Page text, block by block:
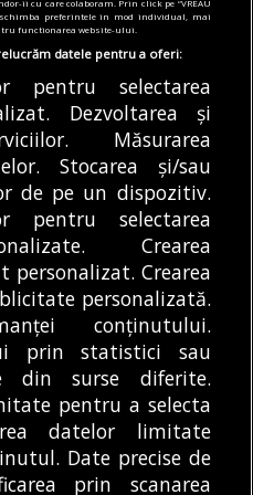
social
curent în București, Ilfov
Electrice Muntenia
a străzilor
COOKIES
de București.
. Powered by TRS Design.
Cookie
Policy (EU)
Cookie
Policy
schimba preferintele in mod individual, mai
functionarea website-ului.
datele pentru a oferi:
pentru selectarea
Dezvoltarea și
Măsurarea
Stocarea și/sau
de pe un dispozitiv.
pentru selectarea
Crearea
Crearea
personalizată.
conținutului.
prin statistici sau
din surse diferite.
pentru a selecta
datelor limitate
Date precise de
prin scanarea